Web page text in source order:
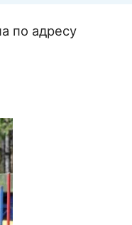
по адресу